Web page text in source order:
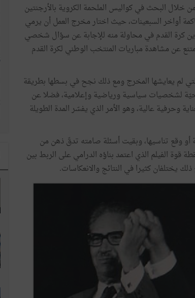
خلال البحث في كواليس الملحمة الكروية بالأرجنتين
أواخر السبعينات، حيث اختار مخرج العمل أن يرمي
كرة القدم في محاولة منه للإجابة عن سؤال شخصي
عن مشاهدة مباريات المنتخب الوطني لكرة القدم
التي لم يعايشها المخرج ومع ذلك نجح في بسطها بطريقة
لشخصيات سياسية ورياضية وإعلامية، فضلا عن
وحرفية عالية، وهو الأمر الذي يفسّر المدة الطويلة
وقع تناسيها، وبقيت أسئلة صامته تدقّ ذهن من
قوة الفيلم الذي اعتمد بناؤه الدرامي على الربط بين
يختلفان كثيرا في النتائج والانعكاسات.